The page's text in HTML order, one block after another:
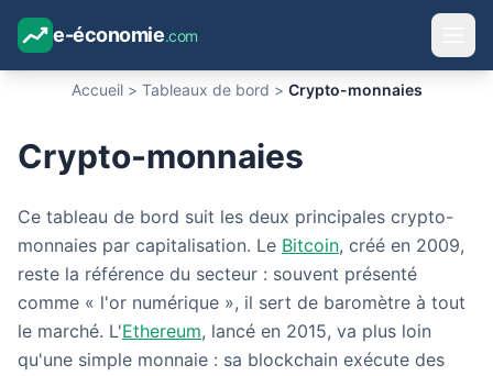
e-économie.com
Accueil > Tableaux de bord > Crypto-monnaies
Crypto-monnaies
Ce tableau de bord suit les deux principales crypto-
monnaies par capitalisation. Le Bitcoin, créé en 2009,
reste la référence du secteur : souvent présenté
comme « l'or numérique », il sert de baromètre à tout
le marché. L'Ethereum, lancé en 2015, va plus loin
qu'une simple monnaie : sa blockchain exécute des